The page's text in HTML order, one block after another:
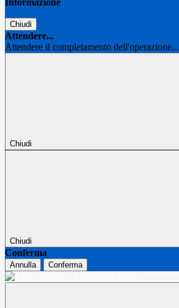
Informazione
Chiudi
Attendere...
Attendere il completamento dell'operazione...
Chiudi
Chiudi
Conferma
Annulla Conferma